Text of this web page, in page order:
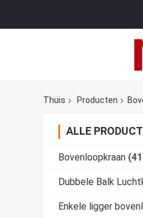
Thuis Producten
ALLE
Bovenloopkraan
Dubbele Balk
Enkele ligger